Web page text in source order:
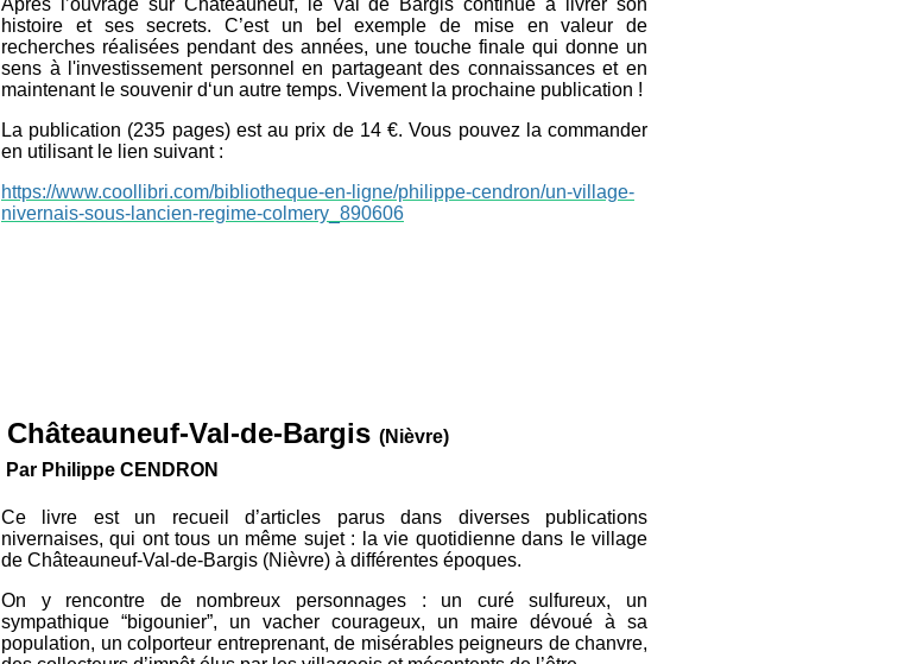
Après l’ouvrage sur Châteauneuf, le Val de Bargis continue à livrer son
histoire et ses secrets. C’est un bel exemple de mise en valeur de
recherches réalisées pendant des années, une touche finale qui donne un
sens à l'investissement personnel en partageant des connaissances et en
maintenant le souvenir d‘un autre temps. Vivement la prochaine publication !
La publication (235 pages) est au prix de 14 €. Vous pouvez la commander
en utilisant le lien suivant :
https://www.coollibri.com/bibliotheque-en-ligne/philippe-cendron/un-village-
nivernais-sous-lancien-regime-colmery_890606
Châteauneuf-Val-de-Bargis (Nièvre)
Par Philippe CENDRON
Ce livre est un recueil d’articles parus dans diverses publications
nivernaises, qui ont tous un même sujet : la vie quotidienne dans le village
de Châteauneuf-Val-de-Bargis (Nièvre) à différentes époques.
On y rencontre de nombreux personnages : un curé sulfureux, un
sympathique “bigounier”, un vacher courageux, un maire dévoué à sa
population, un colporteur entreprenant, de misérables peigneurs de chanvre,